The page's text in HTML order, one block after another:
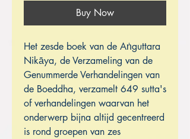
Buy Now
Het zesde boek van de Aṅguttara
Nikāya, de Verzameling van de
Genummerde Verhandelingen van
de Boeddha, verzamelt 649 sutta's
of verhandelingen waarvan het
onderwerp bijna altijd gecentreerd
is rond groepen van zes